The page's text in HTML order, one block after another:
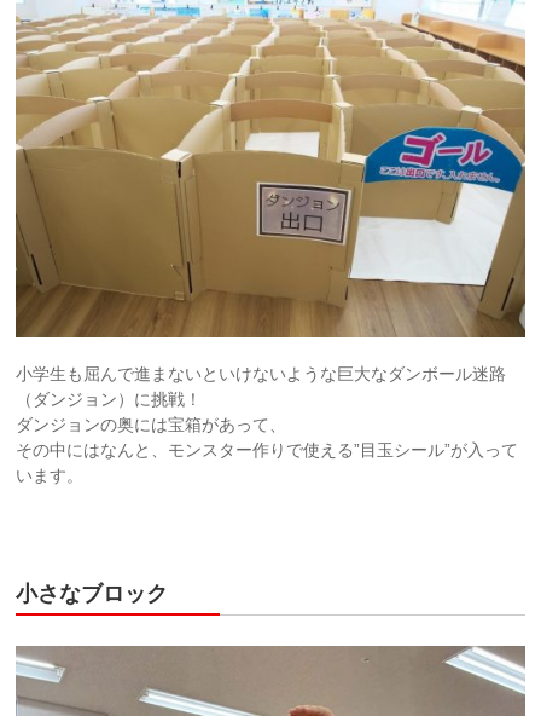
小学生も屈んで進まないといけないような巨大なダンボール迷路
（ダンジョン）に挑戦！
ダンジョンの奥には宝箱があって、
その中にはなんと、モンスター作りで使える”目玉シール”が入って
います。
小さなブロック